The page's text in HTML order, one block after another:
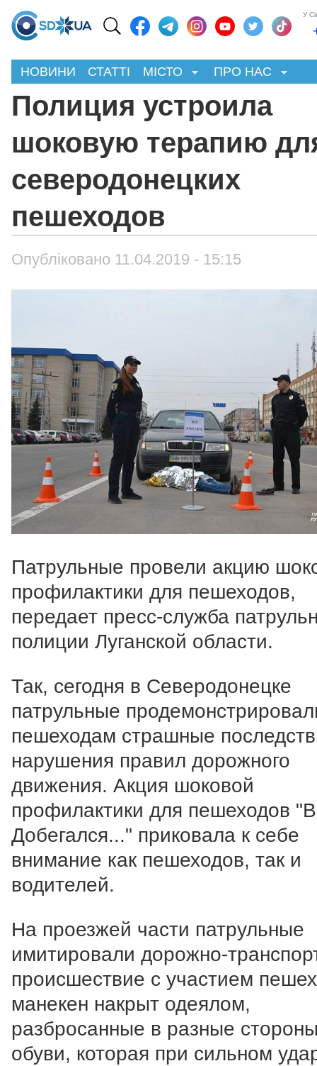
У
НОВИНИ СТАТТІ МІСТО ПРО НАС
Полиция устроила
шоковую терапию
северодонецких
пешеходов
Опубліковано 11.04.2019 - 15:15
Патрульные провели акцию
профилактики для пешеходов,
передает пресс-служба
полиции Луганской области.
Так, сегодня в Северодонецке
патрульные
пешеходам страшные
нарушения правил дорожного
движения. Акция шоковой
профилактики для пешеходов
Добегался..." приковала к себе
внимание как пешеходов, так и
водителей.
На проезжей части патрульные
имитировали дорожно-
происшествие с участием
манекен накрыт одеялом,
разбросанные в разные
обуви, которая при сильном